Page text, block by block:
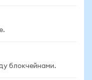
блокчейнами.